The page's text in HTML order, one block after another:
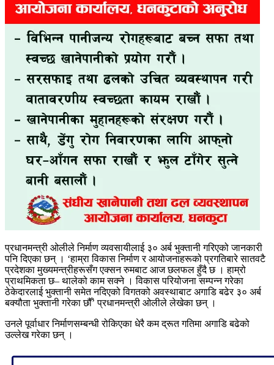
प्रधानमन्त्री ओलीले निर्माण व्यवसायीलाई ३० अर्ब भुक्तानी गरिएको जानकारी
पनि दिएका छन् । ‘हाम्रा विकास निर्माण र आयोजनाहरूको प्रगतिबारे सातवटै
प्रदेशका मुख्यमन्त्रीहरूसँग एक्सन रुमबाट आज छलफल हुँदै छ । हाम्रो
प्राथमिकता छ– थालेको काम सक्ने । विकास परियोजना सम्पन्न गरेका
ठेकेदारलाई भुक्तानी समेत नदिएको विगतको अवस्थाबाट अगाडि बढेर ३० अर्ब
बक्यौता भुक्तानी गरेका छौँ’ प्रधानमन्त्री ओलीले लेखेका छन् ।
उनले पूर्वाधार निर्माणसम्बन्धी रोकिएका धेरै कम द्रूत गतिमा अगाडि बढेको
उल्लेख गरेका छन् ।